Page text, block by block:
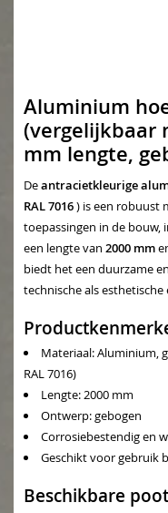
Aluminium
(vergelijkbaar
mm lengte,
Deantracietkleurige
RAL 7016) is een robuust
toepassingen in de
een lengte van 2000 mm
biedt het een duurzame
technische als esthetische
Materiaal: Aluminium,
RAL 7016)
Lengte: 2000 mm
Ontwerp: gebogen
Corrosiebestendig en
Geschikt voor gebruik
Beschikbare